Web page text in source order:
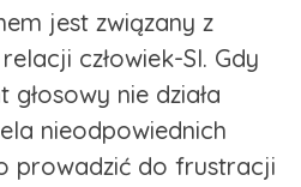
jest związany z
człowiek-SI. Gdy
nie działa
nieodpowiednich
prowadzić do frustracji